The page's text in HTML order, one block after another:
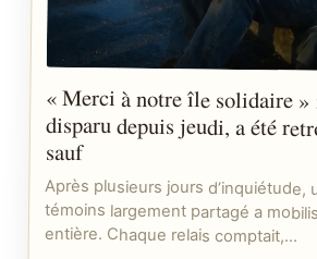
« Merci à notre île solidaire »
disparu depuis jeudi, a été
sauf
Après plusieurs jours d’inquiétude,
témoins largement partagé a
entière. Chaque relais comptait,…